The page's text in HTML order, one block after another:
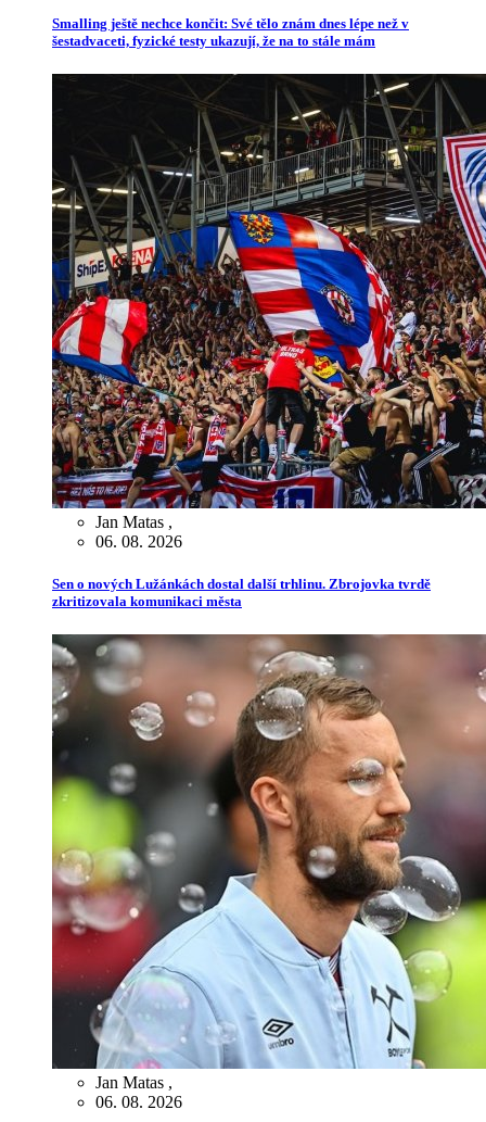
Smalling ještě nechce končit: Své tělo znám dnes lépe než v
šestadvaceti, fyzické testy ukazují, že na to stále mám
Jan Matas ,
06. 08. 2026
Sen o nových Lužánkách dostal další trhlinu. Zbrojovka tvrdě
zkritizovala komunikaci města
Jan Matas ,
06. 08. 2026